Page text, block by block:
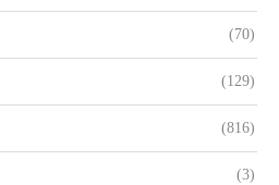
(70)
(129)
(816)
(3)